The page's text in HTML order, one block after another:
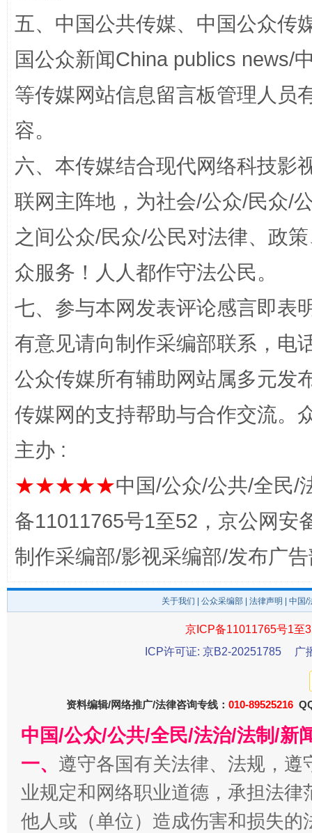
完善运行机制助力责任有效落实 一纸欠
东山县通报“牛蛙产品抗生素超标问题” 法
五、中国公共传媒、中国公众传
国公众新闻China publics news/
等传媒网站信息留言板管理人员
容。
六、本传媒结合现代网络科技影
联网主阵地，为社会/公众/民众/
之间公众/民众/公民对法律、政
众服务！人人都作守法公民。
七、参与本网发表评论感言即表
有意见请向制作采编部联系，电
公众传媒所有辅助网站属多元发
传媒网的支持帮助与合作交流。
主办 :
★★★★★中国/公众/公共/全民/
备11011765号1至52，京公网安
制作采编部/影视采编部/发布广
关于我们 公众采编部 法律声明 | 中国
京ICP备11011765号1至
ICP许可证: 京B2-20251785
广
资料编辑/网络推广/法律咨询专线： 010-89525216
中国/公众/公共/全民/法治/法制/新
一、 遵守各国有关法律、法规，
业规定和网络职业道德，承担法
他人或（单位）造成伤害和损失